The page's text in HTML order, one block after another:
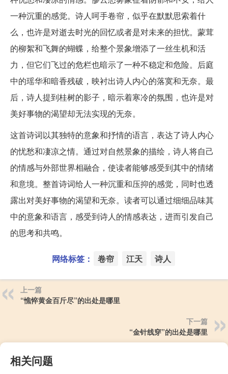
一种沉重的感觉。诗人呵手卷帘，似乎在默默思索着什
么，也许是对逝去时光的回忆或者是对未来的担忧。蒙茸
的柳絮和飞舞的蝴蝶，给整个景象增添了一丝生机和活
力，但它们飞过的危栏也暗示了一种不稳定和危险。后庭
中的瑶华和暗香残破，映衬出诗人内心的落寞和无奈。最
后，诗人提到桂树的影子，暗示着寒冷的氛围，也许是对
美好事物的渴望却无法实现的无奈。
这首诗词以其独特的意象和抒情的语言，表达了诗人内心
的忧愁和凄凉之情。通过对自然景象的描绘，诗人将自己
的情感与外部世界相融合，使读者能够感受到其中的情绪
和意境。整首诗词给人一种沉重和压抑的感觉，同时也透
露出对美好事物的渴望和无奈。读者可以通过细细品味其
中的意象和语言，感受到诗人的情感表达，进而引发自己
的思考和共鸣。
网络标签： 卷帘 江天 诗人
上一篇
“憔悴黄金百斤尽”的出处是哪里
下一篇
“金针线穿”的出处是哪里
相关问题